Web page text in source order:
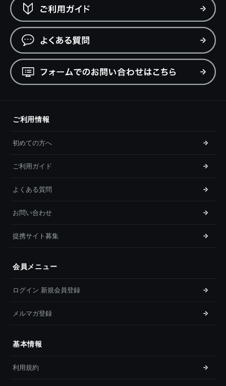
ご利用情報
初めての方へ
ご利用ガイド
よくある質問
お問い合わせ
提携サイト募集
会員メニュー
ログイン 新規会員登録
メルマガ登録
基本情報
利用規約